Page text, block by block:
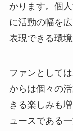
かります。個
に活動の幅を
表現できる環境
ファンとして
からは個々の
きる楽しみも
ュースである